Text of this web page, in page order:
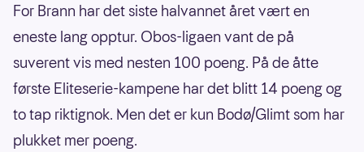
For Brann har det siste halvannet året vært en
eneste lang opptur. Obos-ligaen vant de på
suverent vis med nesten 100 poeng. På de åtte
første Eliteserie-kampene har det blitt 14 poeng og
to tap riktignok. Men det er kun Bodø/Glimt som har
plukket mer poeng.